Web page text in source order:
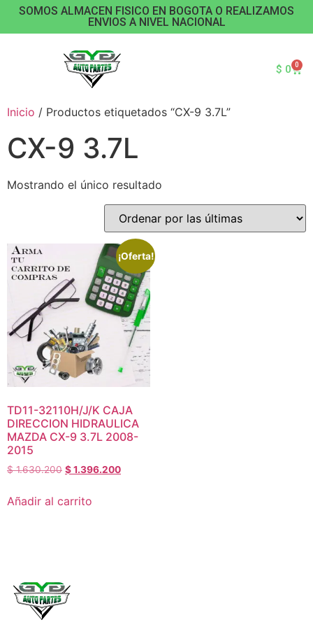
SOMOS ALMACEN FISICO EN BOGOTA O REALIZAMOS
ENVIOS A NIVEL NACIONAL
$ 0 0
Inicio / Productos etiquetados “CX-9 3.7L”
CX-9 3.7L
Mostrando el único resultado
¡Oferta!
TD11-32110H/J/K CAJA
DIRECCION HIDRAULICA
MAZDA CX-9 3.7L 2008-
2015
$1.630.200 $1.396.200
Añadir al carrito